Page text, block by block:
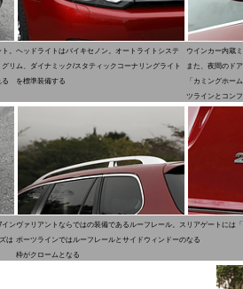
。
リ
る
ヘッドライトはバイキセノン。オートライトシステ
ム、ダイナミック/スタティックコーナリングライト
を標準装備する
ウインカー内蔵
また、夜間のド
「カミングホー
ツラインとコン
イン
は
ヴァリアントならではの装備であるルーフレール。ス
ポーツラインではルーフレールとサイドウィンドーの
枠がクロームとなる
リアゲートには
なる